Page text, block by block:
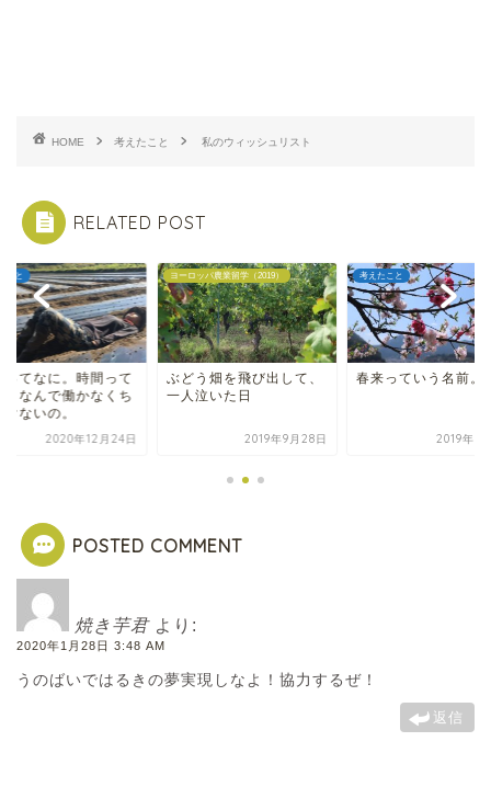
HOME 考えたこと 私のウィッシュリスト
RELATED POST
ッパ農業留学（2019）
う畑を飛び出して、
泣いた日
2019年9月28日
考えたこと
春来っていう名前。
2019年10月5日
考えたこと
定価ってなに。時間
2020年12
POSTED COMMENT
焼き芋君 より:
2020年1月28日 3:48 AM
うのばいではるきの夢実現しなよ！協力するぜ！
返信